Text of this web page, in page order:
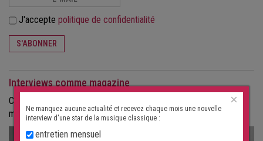
J'accepte politique de confidentialité
S'ABONNER
Interviews comme magazine
Commandez les interviews au format papier, sous forme de
magazine.
×
Ne manquez aucune actualité et recevez chaque mois une nouvelle
interview d'une star de la musique classique :
entretien mensuel